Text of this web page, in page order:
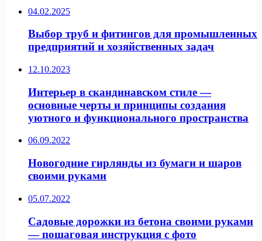
04.02.2025
Выбор труб и фитингов для промышленных
предприятий и хозяйственных задач
12.10.2023
Интерьер в скандинавском стиле —
основные черты и принципы создания
уютного и функционального пространства
06.09.2022
Новогодние гирлянды из бумаги и шаров
своими руками
05.07.2022
Садовые дорожки из бетона своими руками
— пошаговая инструкция с фото